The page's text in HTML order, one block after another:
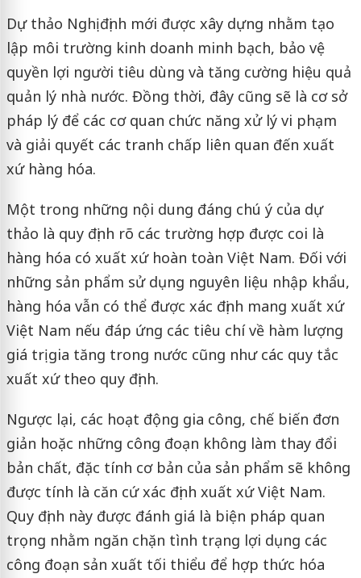
Dự thảo Nghị định mới được xây dựng nhằm tạo
lập môi trường kinh doanh minh bạch, bảo vệ
quyền lợi người tiêu dùng và tăng cường hiệu quả
quản lý nhà nước. Đồng thời, đây cũng sẽ là cơ sở
pháp lý để các cơ quan chức năng xử lý vi phạm
và giải quyết các tranh chấp liên quan đến xuất
xứ hàng hóa.
Một trong những nội dung đáng chú ý của dự
thảo là quy định rõ các trường hợp được coi là
hàng hóa có xuất xứ hoàn toàn Việt Nam. Đối với
những sản phẩm sử dụng nguyên liệu nhập khẩu,
hàng hóa vẫn có thể được xác định mang xuất xứ
Việt Nam nếu đáp ứng các tiêu chí về hàm lượng
giá trị gia tăng trong nước cũng như các quy tắc
xuất xứ theo quy định.
Ngược lại, các hoạt động gia công, chế biến đơn
giản hoặc những công đoạn không làm thay đổi
bản chất, đặc tính cơ bản của sản phẩm sẽ không
được tính là căn cứ xác định xuất xứ Việt Nam.
Quy định này được đánh giá là biện pháp quan
trọng nhằm ngăn chặn tình trạng lợi dụng các
công đoạn sản xuất tối thiểu để hợp thức hóa